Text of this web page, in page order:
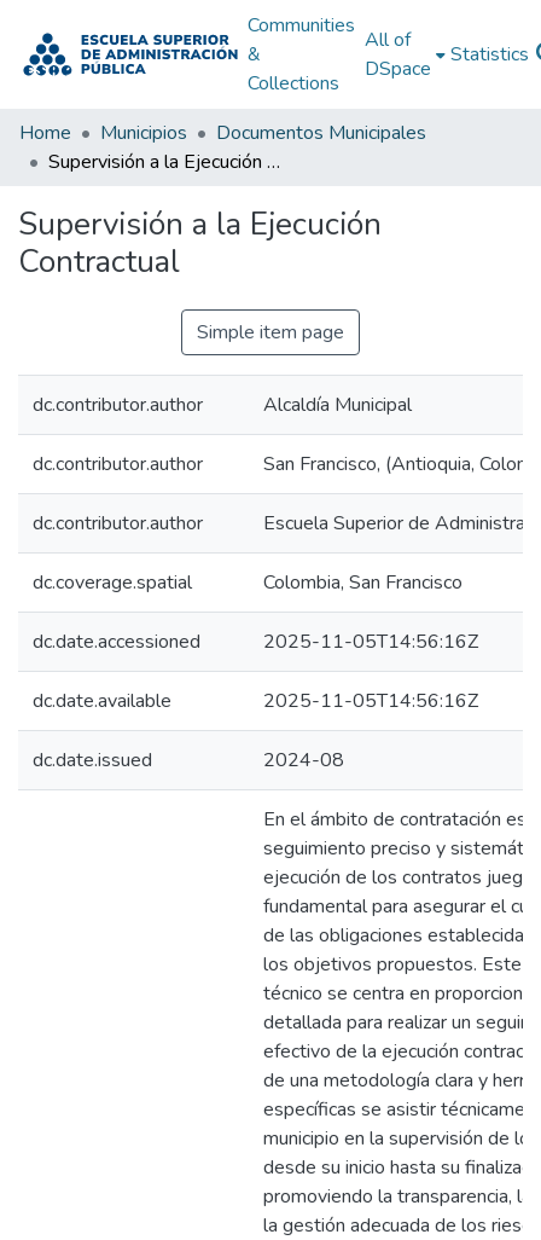
Communities
&
Collections
All of
DSpace
Statistics
Home Municipios
Documentos Municipales
Supervisión a la Ejecución Contractual
Supervisión a la Ejecución
Contractual
Simple item page
dc.contributor.author Alcaldía Municipal
dc.contributor.author San Francisco, (Antioquia,
dc.contributor.author Escuela Superior de
dc.coverage.spatial Colombia, San Francisco
dc.date.accessioned 2025-11-05T14:56:16Z
dc.date.available 2025-11-05T14:56:16Z
dc.date.issued 2024-08
En el ámbito de contratación
seguimiento preciso y
ejecución de los contratos juega
fundamental para asegurar el
de las obligaciones establecidas
los objetivos propuestos. Este
técnico se centra en
detallada para realizar un
efectivo de la ejecución
de una metodología clara y
específicas se asistir
municipio en la supervisión de
desde su inicio hasta su
promoviendo la transparencia, la
la gestión adecuada de los